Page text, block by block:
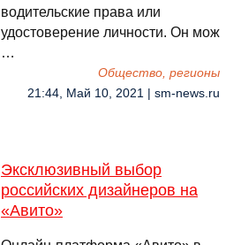
водительские права или
удостоверение личности. Он мож
…
Общество, регионы
21:44, Май 10, 2021 | sm-news.ru
Эксклюзивный выбор
российских дизайнеров на
«Авито»